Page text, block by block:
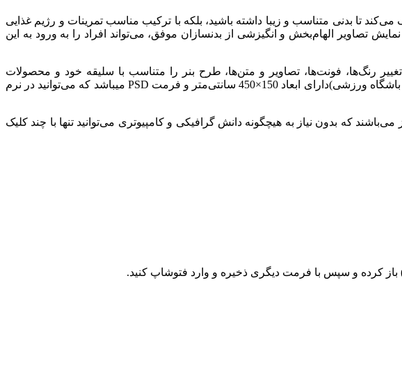
تا بدنی متناسب و زیبا داشته باشید، بلکه با ترکیب مناسب تمرینات و رژیم غذایی
تصاویر الهام‌بخش و انگیزشی از بدنسازان موفق، می‌تواند افراد را به ورود به این
رنگ‌ها، فونت‌ها، تصاویر و متن‌ها، طرح بنر را متناسب با سلیقه خود و محصولات
فروشگاهتان تغییر دهید. استفاده از تصاویر باکیفیت هم باعث جذاب‌تر شدن تبلیغات می‌شود. این(طرح خلاقانه و لایه‌باز باشگاه ورزشی)دارای ابعاد 150×450 سانتی‌متر و فرمت PSD میباشد که می‌توانید در نرم
که بدون نیاز به هیچگونه دانش گرافیکی و کامپیوتری می‌توانید تنها با چند کلیک
باز کرده و سپس با فرمت دیگری ذخیره و وارد فتوشاپ کنید.